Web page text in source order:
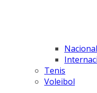
Tenis
Voleibol